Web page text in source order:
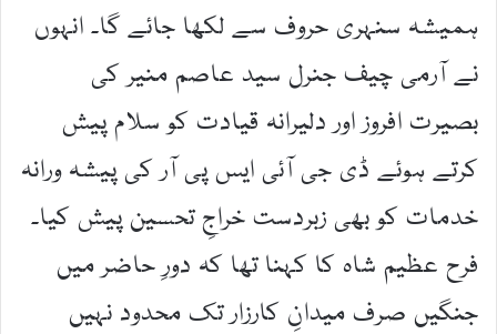
ہمیشہ سنہری حروف سے لکھا جائے گا۔ انہوں
نے آرمی چیف جنرل سید عاصم منیر کی
بصیرت افروز اور دلیرانہ قیادت کو سلام پیش
کرتے ہوئے ڈی جی آئی ایس پی آر کی پیشہ ورانہ
خدمات کو بھی زبردست خراجِ تحسین پیش کیا۔
فرح عظیم شاہ کا کہنا تھا کہ دورِ حاضر میں
جنگیں صرف میدانِ کارزار تک محدود نہیں